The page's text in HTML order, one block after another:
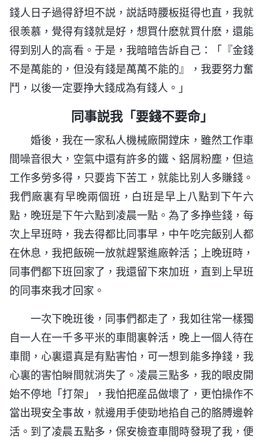
錢人日子過得舒坦不説，説話時腰板挺得也直，我就
很羡慕，覺得有錢就是好，想買什麽就買什麽，還能
得到别人的高看。于是，我暗暗告訴自己：「『金錢
不是萬能的，但没有錢是萬萬不能的』，我要努力奮
鬥，以後一定要挣大錢成為有錢人。」
同事説我「要錢不要命」
婚後，我在一家私人機械廠開鏜床，雖然工作車
間噪音很大，空氣中還有許多的鐵、鋁屑粉塵，但這
工作多勞多得，只要肯下苦工，就能比别人多賺錢。
我們廠裏有早晚兩個班，白班是早上八點到下午六
點，晚班是下午六點到凌晨一點。為了多挣些錢，每
次上早班時，我去得都比同事早，中午吃完飯别人都
在休息，我把飯碗一放就趕緊進廠幹活；上晚班時，
同事們都下班回家了，我還留下來加班，直到上早班
的同事來我才回家。
一次下晚班後，同事們都走了，我如往常一樣獨
自一人在一千多平米的車間裏幹活，晚上一個人待在
車間，心裏還真是有點害怕，可一想到能多挣錢，我
心裏的害怕瞬間就消失了。凌晨三點多，我的眼皮開
始不停地「打架」，我怕把産品做壞了，更怕操作不
當出現安全事故，就邊用手使勁地掐自己的胳膊邊幹
活。到了凌晨五點多，保安檢查車間時發現了我，便